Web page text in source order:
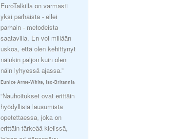
EuroTalkilla on varmasti
yksi parhaista - ellei
parhain - metodeista
saatavilla. En voi millään
uskoa, että olen kehittynyt
näinkin paljon kuin olen
näin lyhyessä ajassa.”
Eunice Arme-White, Iso-Britannia
“Nauhoitukset ovat erittäin
hyödyllisiä lausumista
opetettaessa, joka on
erittäin tärkeää kielissä,